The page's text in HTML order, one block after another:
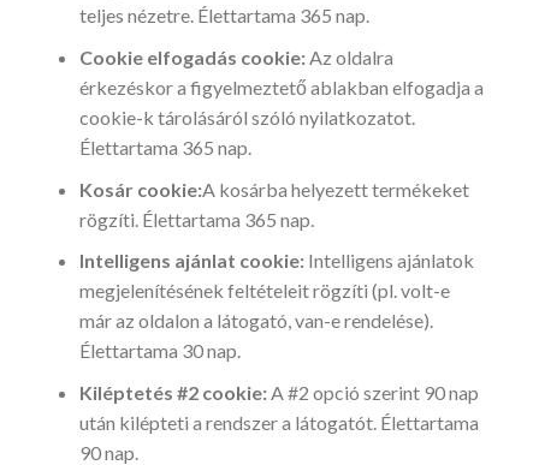
teljes nézetre. Élettartama 365 nap.
Cookie elfogadás cookie:Az oldalra
érkezéskor a figyelmeztető ablakban elfogadja a
cookie-k tárolásáról szóló nyilatkozatot.
Élettartama 365 nap.
Kosár cookie:A kosárba helyezett termékeket
rögzíti. Élettartama 365 nap.
Intelligens ajánlat cookie: Intelligens ajánlatok
megjelenítésének feltételeit rögzíti (pl. volt-e
már az oldalon a látogató, van-e rendelése).
Élettartama 30 nap.
Kiléptetés #2 cookie:A #2 opció szerint 90 nap
után kilépteti a rendszer a látogatót. Élettartama
90 nap.